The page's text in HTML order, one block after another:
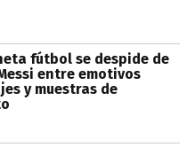
fútbol se despide de
entre emotivos
y muestras de